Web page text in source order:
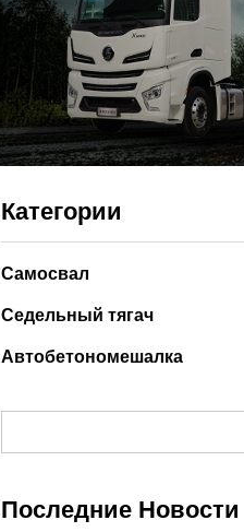
Категории
Самосвал
Седельный тягач
Автобетономешалка
Последние Новости